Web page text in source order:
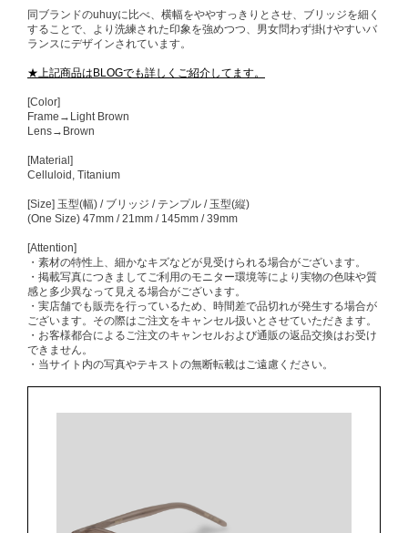
同ブランドのuhuyに比べ、横幅をややすっきりとさせ、ブリッジを細く
することで、より洗練された印象を強めつつ、男女問わず掛けやすいバ
ランスにデザインされています。
★上記商品はBLOGでも詳しくご紹介してます。
[Color]
Frame→Light Brown
Lens→Brown
[Material]
Celluloid, Titanium
[Size] 玉型(幅) / ブリッジ / テンプル / 玉型(縦)
(One Size) 47mm / 21mm / 145mm / 39mm
[Attention]
・素材の特性上、細かなキズなどが見受けられる場合がございます。
・掲載写真につきましてご利用のモニター環境等により実物の色味や質
感と多少異なって見える場合がございます。
・実店舗でも販売を行っているため、時間差で品切れが発生する場合が
ございます。その際はご注文をキャンセル扱いとさせていただきます。
・お客様都合によるご注文のキャンセルおよび通販の返品交換はお受け
できません。
・当サイト内の写真やテキストの無断転載はご遠慮ください。